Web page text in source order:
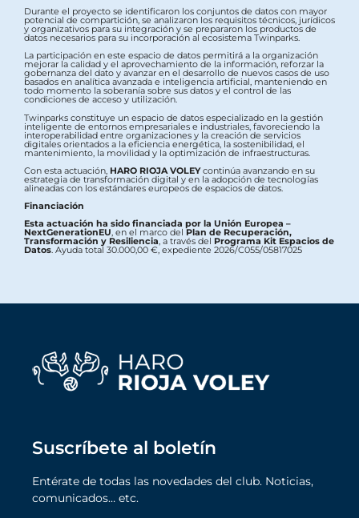
Durante el proyecto se identificaron los conjuntos de datos con mayor
potencial de compartición, se analizaron los requisitos técnicos, jurídicos
y organizativos para su integración y se prepararon los productos de
datos necesarios para su incorporación al ecosistema Twinparks.
La participación en este espacio de datos permitirá a la organización
mejorar la calidad y el aprovechamiento de la información, reforzar la
gobernanza del dato y avanzar en el desarrollo de nuevos casos de uso
basados en analítica avanzada e inteligencia artificial, manteniendo en
todo momento la soberanía sobre sus datos y el control de las
condiciones de acceso y utilización.
Twinparks constituye un espacio de datos especializado en la gestión
inteligente de entornos empresariales e industriales, favoreciendo la
interoperabilidad entre organizaciones y la creación de servicios
digitales orientados a la eficiencia energética, la sostenibilidad, el
mantenimiento, la movilidad y la optimización de infraestructuras.
Con esta actuación, HARO RIOJA VOLEYcontinúa avanzando en su
estrategia de transformación digital y en la adopción de tecnologías
alineadas con los estándares europeos de espacios de datos.
Financiación
Esta actuación ha sido financiada por la Unión Europea –
NextGenerationEU, en el marco del Plan de Recuperación,
Transformación y Resiliencia, a través del Programa Kit Espacios de
Datos. Ayuda total 30.000,00 €, expediente 2026/C055/05817025
Suscríbete al boletín
Entérate de todas las novedades del club. Noticias,
comunicados… etc.